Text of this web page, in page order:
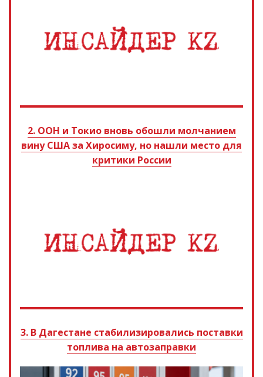
2. ООН и Токио вновь обошли молчанием
вину США за Хиросиму, но нашли место для
критики России
3. В Дагестане стабилизировались поставки
топлива на автозаправки